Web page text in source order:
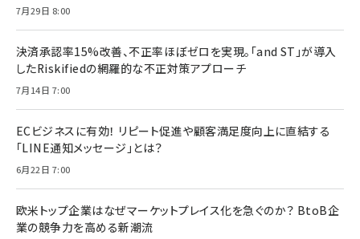
7月29日 8:00
決済承認率15%改善、不正率ほぼゼロを実現。「and ST」が導入
したRiskifiedの網羅的な不正対策アプローチ
7月14日 7:00
ECビジネスに有効！ リピート促進や顧客満足度向上に直結する
「LINE通知メッセージ」とは？
6月22日 7:00
欧米トップ企業はなぜマーケットプレイス化を急ぐのか？ BtoB企
業の競争力を高める新潮流